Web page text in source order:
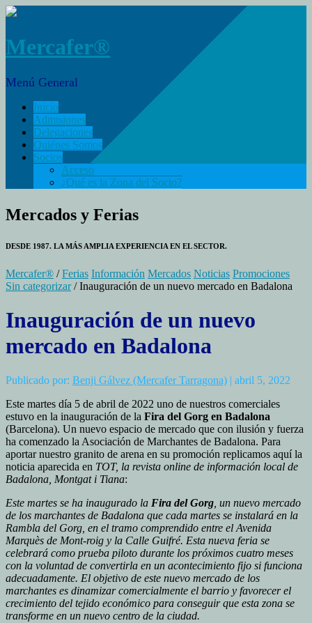
Mercafer®
Menú General
Inicio
Admisiones
Delegaciones
Quiénes Somos
Socios
Acceso
¿Qué es la Zona del Socio?
Mercados y Ferias
DESDE 1987. LA MÁS AMPLIA EXPERIENCIA EN EL SECTOR.
Mercafer® /Ferias Información Mercados Noticias Promociones
Sin categorizar/ Inauguración de un nuevo mercado en Badalona
Inauguración de un nuevo
mercado en Badalona
Publicado por: Benji Gálvez (Mercafer Tarragona) | abril 5, 2022
Este martes día 5 de abril de 2022 uno de nuestros comerciales
estuvo en la inauguración de la Fira del Gorg en Badalona
(Barcelona). Un nuevo espacio de mercado que con ilusión y fuerza
ha comenzado la Asociación de Marchantes de Badalona. Para
aportar nuestro granito de arena en su promoción replicamos aquí la
noticia aparecida en TOT, la revista online de información local de
Badalona, Montgat i Tiana:
Este martes se ha inaugurado la Fira del Gorg , un nuevo mercado
de los marchantes de Badalona que cada martes se instalará en la
Rambla del Gorg, en el tramo comprendido entre el Avenida
Marquès de Mont-roig y la Calle Guifré. Esta nueva feria se
celebrará como prueba piloto durante los próximos cuatro meses
con la voluntad de convertirla en un acontecimiento fijo si funciona
adecuadamente. El objetivo de este nuevo mercado de los
marchantes es dinamizar comercialmente el barrio y favorecer el
crecimiento del tejido económico para conseguir que esta zona se
transforme en un nuevo centro de la ciudad.